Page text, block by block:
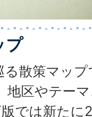
プ
る散策マッ
地区やテー
では新たに